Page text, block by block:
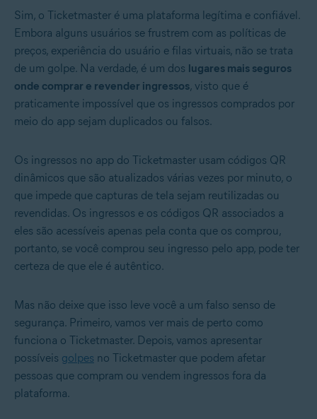
Sim, o Ticketmaster é uma plataforma legítima e confiável.
Embora alguns usuários se frustrem com as políticas de
preços, experiência do usuário e filas virtuais, não se trata
de um golpe. Na verdade, é um dos lugares mais seguros
onde comprar e revender ingressos, visto que é
praticamente impossível que os ingressos comprados por
meio do app sejam duplicados ou falsos.
Os ingressos no app do Ticketmaster usam códigos QR
dinâmicos que são atualizados várias vezes por minuto, o
que impede que capturas de tela sejam reutilizadas ou
revendidas. Os ingressos e os códigos QR associados a
eles são acessíveis apenas pela conta que os comprou,
portanto, se você comprou seu ingresso pelo app, pode ter
certeza de que ele é autêntico.
Mas não deixe que isso leve você a um falso senso de
segurança. Primeiro, vamos ver mais de perto como
funciona o Ticketmaster. Depois, vamos apresentar
possíveis golpes no Ticketmaster que podem afetar
pessoas que compram ou vendem ingressos fora da
plataforma.